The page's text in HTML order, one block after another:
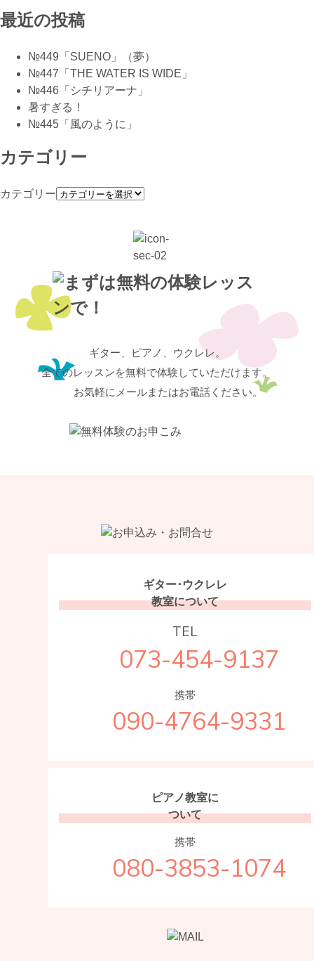
最近の投稿
№449「SUENO」（夢）
№447「THE WATER IS WIDE」
№446「シチリアーナ」
暑すぎる！
№445「風のように」
カテゴリー
カテゴリー
ギター、ピアノ、ウクレレ。
全てのレッスンを無料で体験していただけます。
お気軽にメールまたはお電話ください。
ギター･ウクレレ
教室について
TEL
073-454-9137
携帯
090-4764-9331
ピアノ教室に
ついて
携帯
080-3853-1074